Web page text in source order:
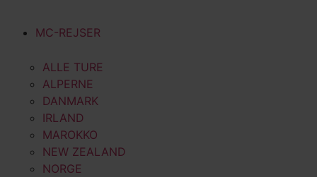
MC-REJSER
ALLE TURE
ALPERNE
DANMARK
IRLAND
MAROKKO
NEW ZEALAND
NORGE